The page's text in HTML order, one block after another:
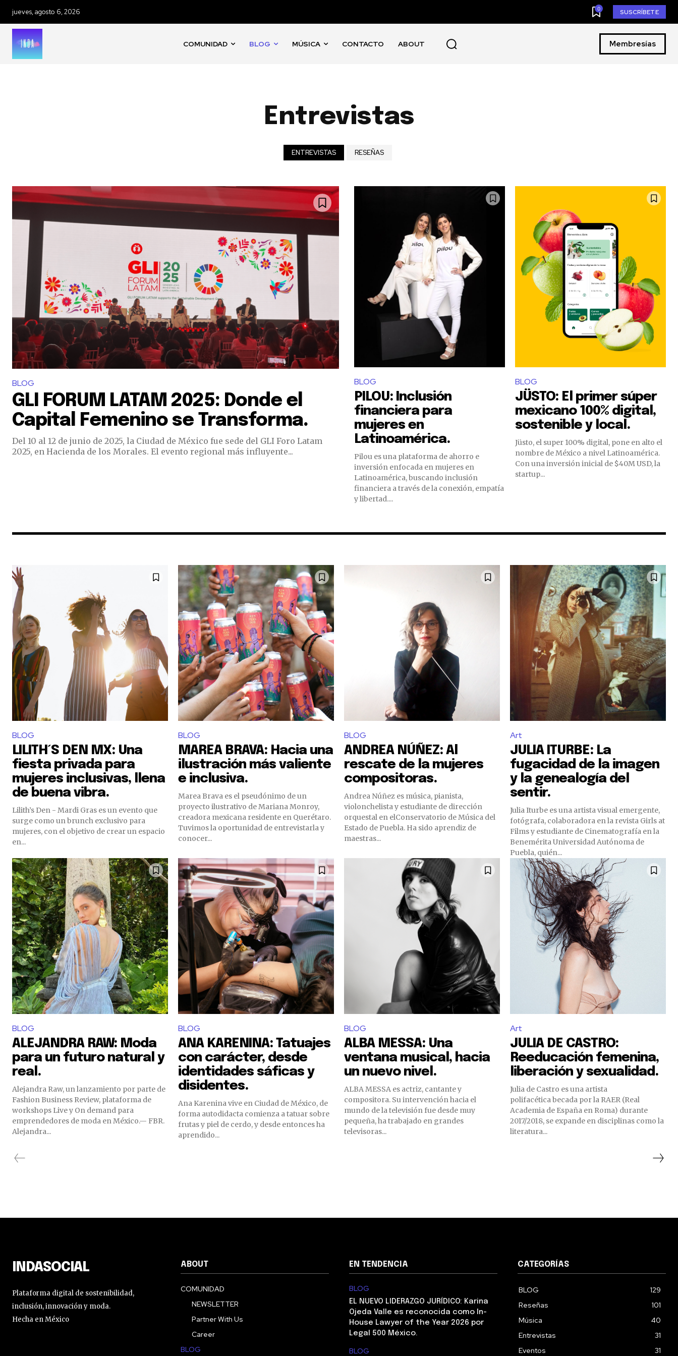
Únete a nuestra comunidad de SUSCRIPTORES y
sea parte de la conversación.
Para suscribirse, simplemente ingrese su dirección de correo electrónico en nuestro sitio web o haga clic en el botón de
suscripción a continuación. No se preocupe, respetamos su privacidad y no enviaremos spam a su bandeja de entrada. Su
información está segura con nosotros.
jueves, agosto 6, 2026 0 SUSCRÍBETE
COMUNIDAD BLOG MÚSICA CONTACTO ABOUT Membresías
Entrevistas
ENTREVISTAS RESEÑAS
BLOG
GLI FORUM LATAM 2025: Donde el
Capital Femenino se Transforma.
Del 10 al 12 de junio de 2025, la Ciudad de México fue sede del GLI Foro Latam
2025, en Hacienda de los Morales. El evento regional más influyente...
BLOG
PILOU: Inclusión
financiera para
mujeres en
Latinoamérica.
Pilou es una plataforma de ahorro e
inversión enfocada en mujeres en
Latinoamérica, buscando inclusión
financiera a través de la conexión, empatía
y libertad....
BLOG
JÜSTO: El primer súper
mexicano 100% digital,
sostenible y local.
Jüsto, el super 100% digital, pone en alto el
nombre de México a nivel Latinoamérica.
Con una inversión inicial de $40M USD, la
startup...
BLOG
LILITH´S DEN MX: Una
fiesta privada para
mujeres inclusivas, llena
de buena vibra.
Lilith’s Den - Mardi Gras es un evento que
surge como un brunch exclusivo para
mujeres, con el objetivo de crear un espacio
en...
BLOG
MAREA BRAVA: Hacia una
ilustración más valiente
e inclusiva.
Marea Brava es el pseudónimo de un
proyecto ilustrativo de Mariana Monroy,
creadora mexicana residente en Querétaro.
Tuvimos la oportunidad de entrevistarla y
conocer...
BLOG
ANDREA NÚÑEZ: Al
rescate de la mujeres
compositoras.
Andrea Núñez es música, pianista,
violonchelista y estudiante de dirección
orquestal en elConservatorio de Música del
Estado de Puebla. Ha sido aprendiz de
maestras...
Art
JULIA ITURBE: La
fugacidad de la imagen
y la genealogía del
sentir.
Julia Iturbe es una artista visual emergente,
fotógrafa, colaboradora en la revista Girls at
Films y estudiante de Cinematografía en la
Benemérita Universidad Autónoma de
Puebla, quién...
BLOG
ALEJANDRA RAW: Moda
para un futuro natural y
real.
Alejandra Raw, un lanzamiento por parte de
Fashion Business Review, plataforma de
workshops Live y On demand para
emprendedores de moda en México.— FBR.
Alejandra...
BLOG
ANA KARENINA: Tatuajes
con carácter, desde
identidades sáficas y
disidentes.
Ana Karenina vive en Ciudad de México, de
forma autodidacta comienza a tatuar sobre
frutas y piel de cerdo, y desde entonces ha
aprendido...
BLOG
ALBA MESSA: Una
ventana musical, hacia
un nuevo nivel.
ALBA MESSA es actriz, cantante y
compositora. Su intervención hacia el
mundo de la televisión fue desde muy
pequeña, ha trabajado en grandes
televisoras...
Art
JULIA DE CASTRO:
Reeducación femenina,
liberación y sexualidad.
Julia de Castro es una artista
polifacética becada por la RAER (Real
Academia de España en Roma) durante
2017/2018, se expande en disciplinas como la
literatura...
INDASOCIAL
Plataforma digital de sostenibilidad,
inclusión, innovación y moda.
Hecha en México
ABOUT
COMUNIDAD
NEWSLETTER
Partner With Us
Career
BLOG
EN TENDENCIA
BLOG
EL NUEVO LIDERAZGO JURÍDICO: Karina
Ojeda Valle es reconocida como In-
House Lawyer of the Year 2026 por
Legal 500 México.
BLOG
CATEGORÍAS
BLOG
129
Reseñas
101
Música
40
Entrevistas
31
Eventos
31